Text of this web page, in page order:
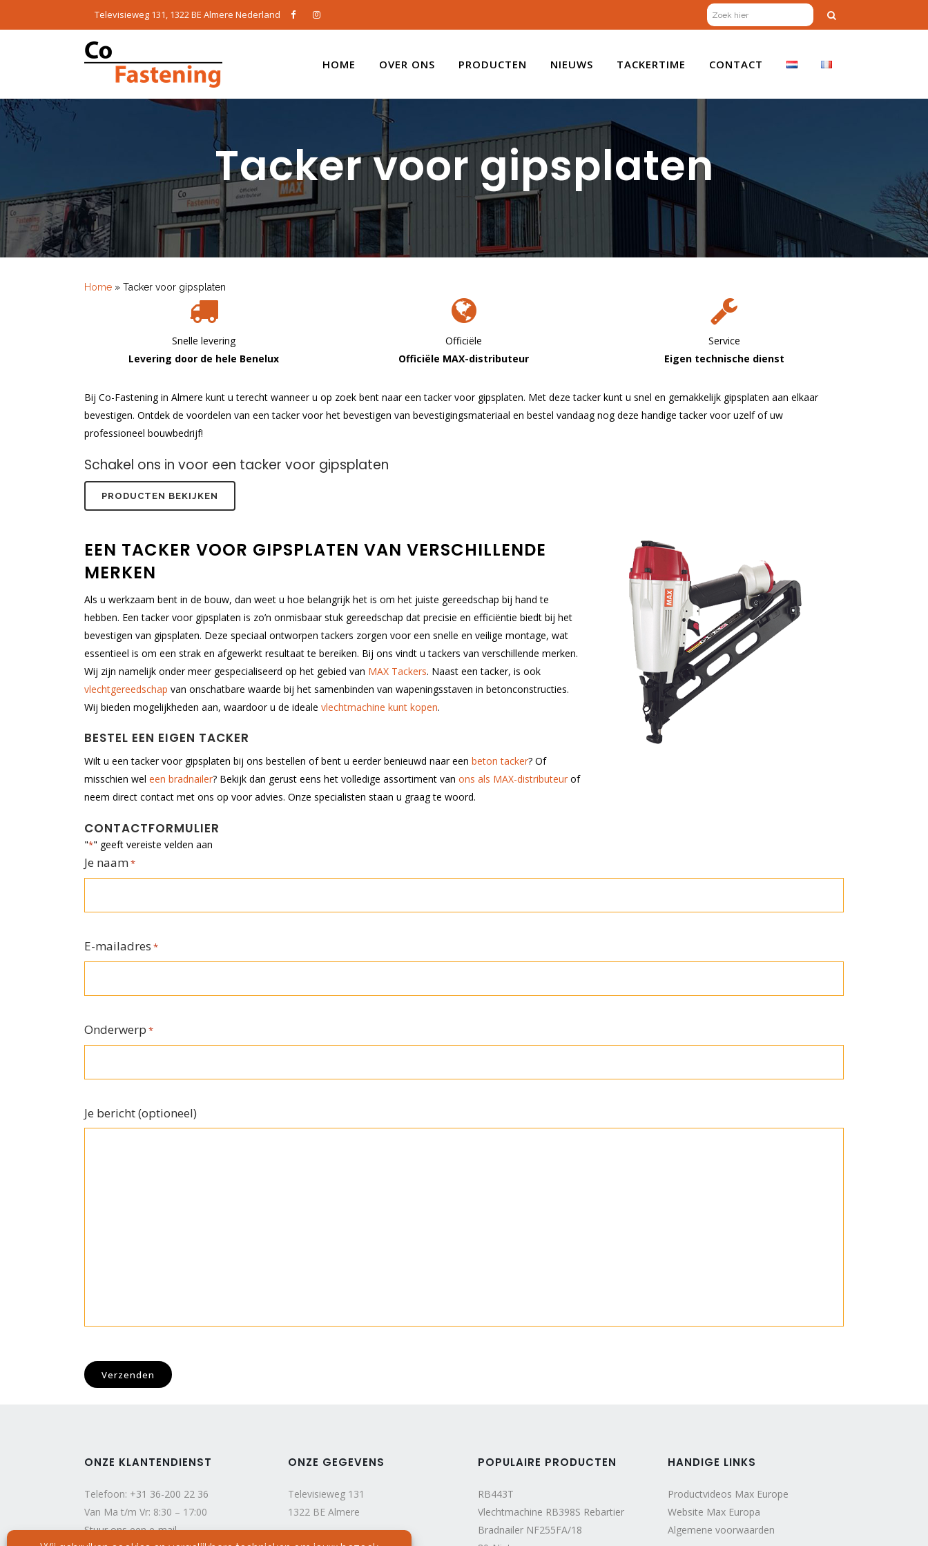
Televisieweg 131, 1322 BE Almere Nederland
HOME OVER ONS PRODUCTEN NIEUWS TACKERTIME CONTACT
Tacker voor gipsplaten
Home » Tacker voor gipsplaten
Snelle levering
Levering door de hele Benelux
Officiële
Officiële MAX-distributeur
Service
Eigen technische dienst
Bij Co-Fastening in Almere kunt u terecht wanneer u op zoek bent naar een tacker voor gipsplaten. Met deze tacker kunt u snel en gemakkelijk gipsplaten aan elkaar
bevestigen. Ontdek de voordelen van een tacker voor het bevestigen van bevestigingsmateriaal en bestel vandaag nog deze handige tacker voor uzelf of uw
professioneel bouwbedrijf!
Schakel ons in voor een tacker voor gipsplaten
PRODUCTEN BEKIJKEN
EEN TACKER VOOR GIPSPLATEN VAN VERSCHILLENDE
MERKEN
Als u werkzaam bent in de bouw, dan weet u hoe belangrijk het is om het juiste gereedschap bij hand te
hebben. Een tacker voor gipsplaten is zo’n onmisbaar stuk gereedschap dat precisie en efficiëntie biedt bij het
bevestigen van gipsplaten. Deze speciaal ontworpen tackers zorgen voor een snelle en veilige montage, wat
essentieel is om een strak en afgewerkt resultaat te bereiken. Bij ons vindt u tackers van verschillende merken.
Wij zijn namelijk onder meer gespecialiseerd op het gebied van MAX Tackers. Naast een tacker, is ook
vlechtgereedschap van onschatbare waarde bij het samenbinden van wapeningsstaven in betonconstructies.
Wij bieden mogelijkheden aan, waardoor u de ideale vlechtmachine kunt kopen.
BESTEL EEN EIGEN TACKER
Wilt u een tacker voor gipsplaten bij ons bestellen of bent u eerder benieuwd naar een beton tacker? Of
misschien wel een bradnailer? Bekijk dan gerust eens het volledige assortiment van ons als MAX-distributeur of
neem direct contact met ons op voor advies. Onze specialisten staan u graag te woord.
CONTACTFORMULIER
"*" geeft vereiste velden aan
Je naam *
E-mailadres *
Onderwerp *
Je bericht (optioneel)
ONZE KLANTENDIENST
Telefoon: +31 36-200 22 36
Van Ma t/m Vr: 8:30 – 17:00
Stuur ons een e-mail
ONZE GEGEVENS
Televisieweg 131
1322 BE Almere
POPULAIRE PRODUCTEN
RB443T
Vlechtmachine RB398S Rebartier
Bradnailer NF255FA/18
HANDIGE LINKS
Productvideos Max Europe
Website Max Europa
Algemene voorwaarden